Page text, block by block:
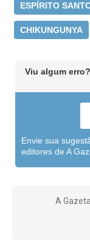
ESPÍRITO
CHIKUNGUNYA
Viu algum erro?
Envie sua
editores de A
A